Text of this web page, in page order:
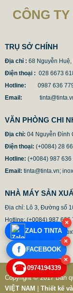
×
ZALO TINTA
×
f FACEBOOK
×
☎ 0974194339
CỘT CỜ INOX
Mã
CÔNG
TRỤ SỞ CHÍNH
Địa chỉ : 68 Nguyễn Huệ,
Điện thoại : 028 6673
Hotline: 0987 636
Email:
VĂN PHÒNG CHI
Địa chỉ: 04 Nguyễn Đình
Điện thoại: (+0084) 28
Hotline: (+0084) 987 636
Email: tinta@tinta.vn;
NHÀ MÁY SẢN
Địa chỉ: Lô 3, Đường số
Hotline: (+0084) 987
Email: tinta@tinta.vn;
Copyright © 2017 Bản
VIỆT NAM
Thiết kế